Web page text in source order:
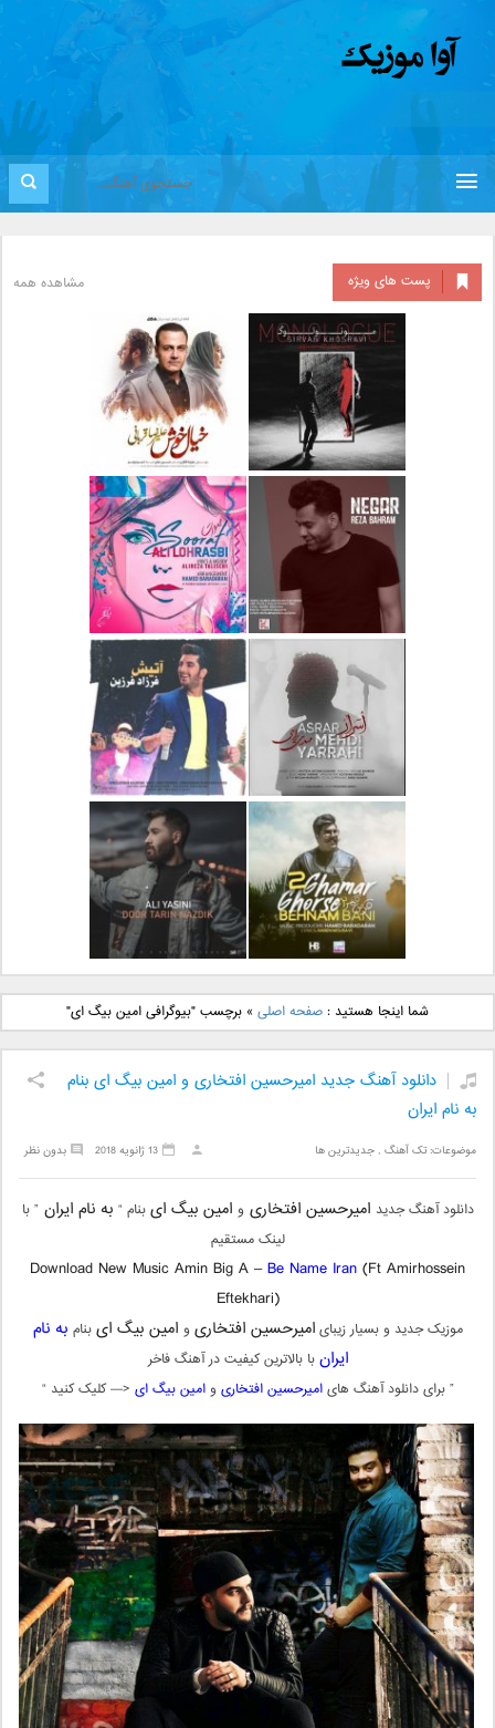
پست های ویژه مشاهده همه
دانلود آلبوم جدید سیروان
خسروی بنام مونولوگ
دانلود آهنگ جدید علیرضا
قربانی بنام خیال خوش
دانلود آهنگ جدید رضا
بهرام بنام نگار
دانلود آهنگ جدید علی
لهراسبی بنام صورت
دانلود آهنگ جدید مهدی
یراحی بنام اسرار
دانلود آهنگ جدید فرزاد
فرزین بنام آتیش
دانلود آهنگ جدید بهنام
بانی بنام قرص قمر 2
دانلود آهنگ جدید علی
یاسینی بنام دورترین نزدیک
شما اینجا هستید :صفحه اصلی »برچسب "بیوگرافی امین بیگ ای"
دانلود آهنگ جدید امیرحسین افتخاری و امین بیگ ای بنام
به نام ایران
موضوعات:تک آهنگ ,جدیدترین ها بدون نظر 13 ژانویه 2018
دانلود آهنگ جدید امیرحسین افتخاری و امین بیگ ایبنام “ به نام ایران” با
لینک مستقیم
Download New Music Amin Big A –Be Name Iran (Ft Amirhossein
Eftekhari)
موزیک جدید و بسیار زیبایامیرحسین افتخاری و امین بیگ ایبنام به نام
ایرانبا بالاترین کیفیت در آهنگ فاخر
” برای دانلود آهنگ هایامیرحسین افتخاری وامین بیگ ای <— کلیک کنید “